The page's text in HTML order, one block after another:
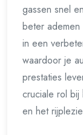
gassen snel
beter
in een
waardoor je
prestaties
cruciale rol bij
en het